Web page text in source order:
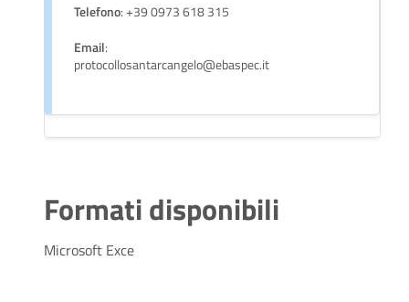
Telefono: +39 0973 618 315
Email:
protocollosantarcangelo@ebaspec.it
Formati disponibili
Microsoft Exce